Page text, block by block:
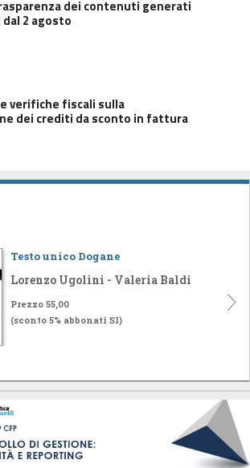
dei contenuti generati
dal 2 agosto
verifiche fiscali sulla
dei crediti da sconto in fattura
Testo unico Dogane
Lorenzo Ugolini - Valeria Baldi
Prezzo 55,00
(sconto 5% abbonati SI)